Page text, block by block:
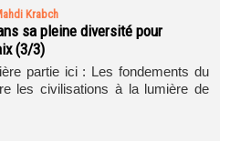
Krabch
sa pleine diversité pour
(3/3)
partie ici : Les fondements du
les civilisations à la lumière de